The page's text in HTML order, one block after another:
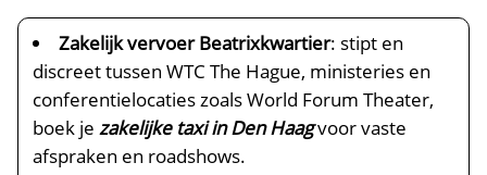
Zakelijk vervoer Beatrixkwartier: stipt en
discreet tussen WTC The Hague, ministeries en
conferentielocaties zoals World Forum Theater,
boek jezakelijke taxi in Den Haagvoor vaste
afspraken en roadshows.